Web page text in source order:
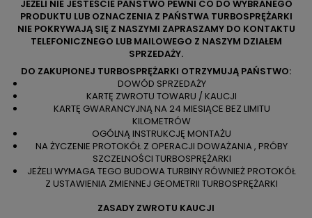
JEŻELI NIE JESTEŚCIE PAŃSTWO PEWNI CO DO WYBRANEGO
PRODUKTU LUB OZNACZENIA Z PAŃSTWA TURBOSPRĘŻARKI
NIE POKRYWAJĄ SIĘ Z NASZYMI ZAPRASZAMY DO KONTAKTU
TELEFONICZNEGO LUB MAILOWEGO Z NASZYM DZIAŁEM
SPRZEDAŻY.
DO ZAKUPIONEJ TURBOSPRĘŻARKI OTRZYMUJĄ PAŃSTWO:
DOWÓD SPRZEDAŻY
KARTĘ ZWROTU TOWARU / KAUCJI
KARTĘ GWARANCYJNĄ NA 24 MIESIĄCE BEZ LIMITU
KILOMETRÓW
OGÓLNĄ INSTRUKCJĘ MONTAŻU
NA ŻYCZENIE PROTOKÓŁ Z OPERACJI DOWAŻANIA , PRÓBY
SZCZELNOŚCI TURBOSPRĘŻARKI
JEŻELI WYMAGA TEGO BUDOWA TURBINY RÓWNIEŻ PROTOKÓŁ
Z USTAWIENIA ZMIENNEJ GEOMETRII TURBOSPRĘŻARKI
ZASADY ZWROTU KAUCJI